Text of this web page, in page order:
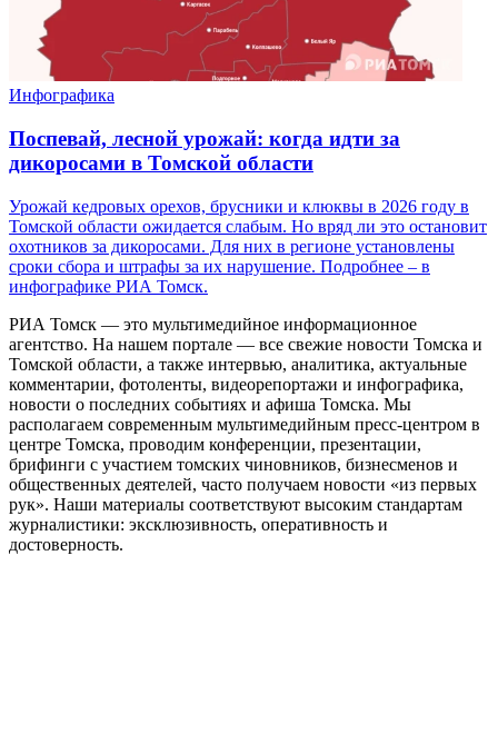
Инфографика
Поспевай, лесной урожай: когда идти за
дикоросами в Томской области
Урожай кедровых орехов, брусники и клюквы в 2026 году в
Томской области ожидается слабым. Но вряд ли это остановит
охотников за дикоросами. Для них в регионе установлены
сроки сбора и штрафы за их нарушение. Подробнее – в
инфографике РИА Томск.
РИА Томск — это мультимедийное информационное
агентство. На нашем портале — все свежие новости Томска и
Томской области, а также интервью, аналитика, актуальные
комментарии, фотоленты, видеорепортажи и инфографика,
новости о последних событиях и афиша Томска. Мы
располагаем современным мультимедийным пресс-центром в
центре Томска, проводим конференции, презентации,
брифинги с участием томских чиновников, бизнесменов и
общественных деятелей, часто получаем новости «из первых
рук». Наши материалы соответствуют высоким стандартам
журналистики: эксклюзивность, оперативность и
достоверность.